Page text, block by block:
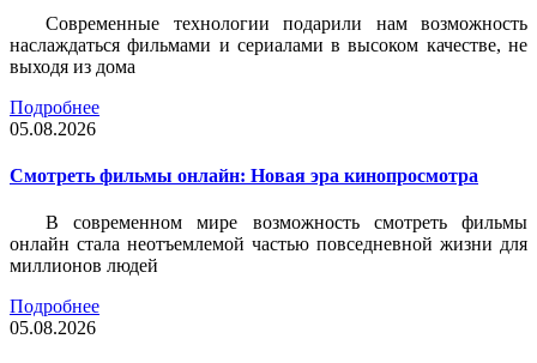
Современные технологии подарили нам возможность
наслаждаться фильмами и сериалами в высоком качестве, не
выходя из дома
Подробнее
05.08.2026
Смотреть фильмы онлайн: Новая эра кинопросмотра
В современном мире возможность смотреть фильмы
онлайн стала неотъемлемой частью повседневной жизни для
миллионов людей
Подробнее
05.08.2026